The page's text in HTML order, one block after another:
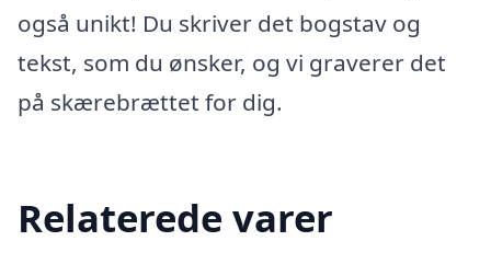
også unikt! Du skriver det bogstav og
tekst, som du ønsker, og vi graverer det
på skærebrættet for dig.
Relaterede varer